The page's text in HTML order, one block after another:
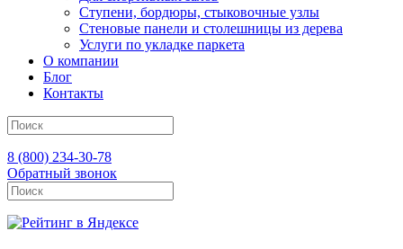
Ступени, бордюры, стыковочные узлы
Стеновые панели и столешницы из дерева
Услуги по укладке паркета
О компании
Блог
Контакты
8 (800) 234-30-78
Обратный звонок